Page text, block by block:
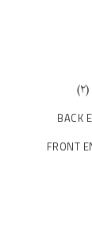
(۲)